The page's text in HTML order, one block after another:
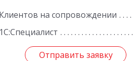
Клиентов на сопровождении
1С:Специалист
Отправить заявку
Отправить заявку